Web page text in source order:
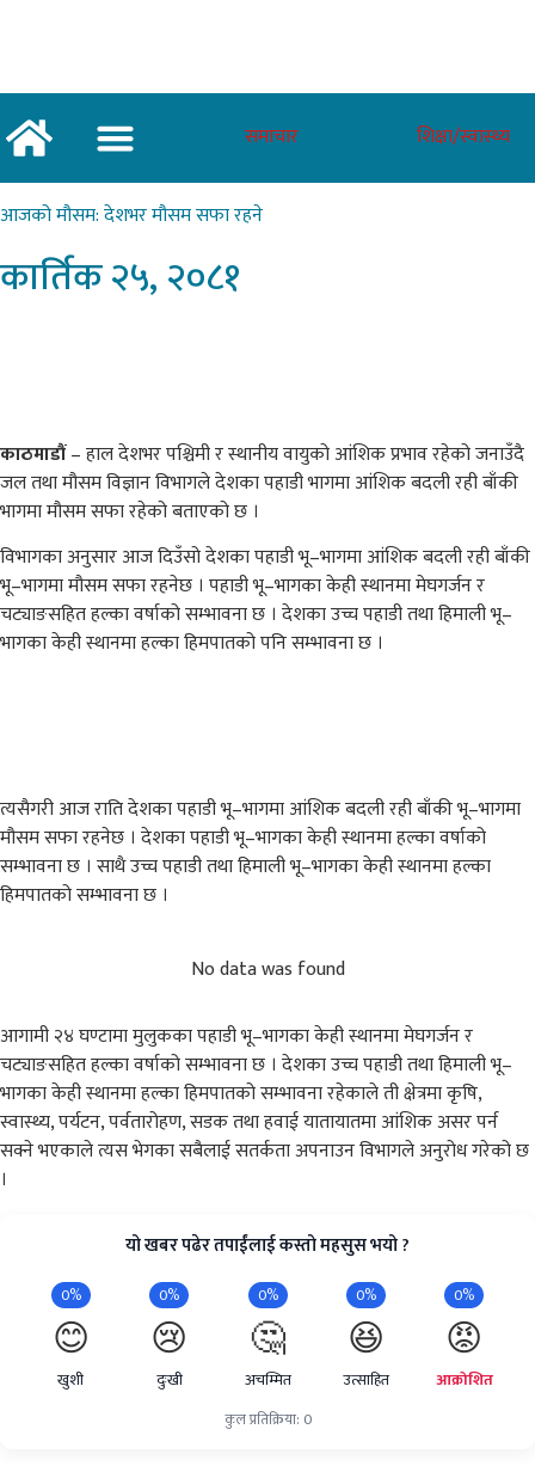
समाचार शिक्षा/स्वास्थ्य
आजकोमौसम: देशभर मौसम सफा रहने
कार्तिक२५, २०८१
काठमाडौं– हाल देशभर पश्चिमी र स्थानीय वायुको आंशिक प्रभाव रहेको जनाउँदै
जल तथा मौसम विज्ञान विभागले देशका पहाडी भागमा आंशिक बदली रही बाँकी
भागमा मौसम सफा रहेको बताएको छ ।
विभागका अनुसार आज दिउँसो देशका पहाडी भू–भागमा आंशिक बदली रही बाँकी
भू–भागमा मौसम सफा रहनेछ । पहाडी भू–भागका केही स्थानमा मेघगर्जन र
चट्याङसहित हल्का वर्षाको सम्भावना छ । देशका उच्च पहाडी तथा हिमाली भू–
भागका केही स्थानमा हल्का हिमपातको पनि सम्भावना छ ।
त्यसैगरी आज राति देशका पहाडी भू–भागमा आंशिक बदली रही बाँकी भू–भागमा
मौसम सफा रहनेछ । देशका पहाडी भू–भागका केही स्थानमा हल्का वर्षाको
सम्भावना छ । साथै उच्च पहाडी तथा हिमाली भू–भागका केही स्थानमा हल्का
हिमपातको सम्भावना छ ।
No data was found
आगामी २४ घण्टामा मुलुकका पहाडी भू–भागका केही स्थानमा मेघगर्जन र
चट्याङसहित हल्का वर्षाको सम्भावना छ । देशका उच्च पहाडी तथा हिमाली भू–
भागका केही स्थानमा हल्का हिमपातको सम्भावना रहेकाले ती क्षेत्रमा कृषि,
स्वास्थ्य, पर्यटन, पर्वतारोहण, सडक तथा हवाई यातायातमा आंशिक असर पर्न
सक्ने भएकाले त्यस भेगका सबैलाई सतर्कता अपनाउन विभागले अनुरोध गरेको छ
।
यो खबर पढेर तपाईंलाई कस्तो महसुस भयो ?
0%
😊
खुशी
0%
😢
दुःखी
0%
🤔
अचम्मित
0%
😆
उत्साहित
0%
😡
आक्रोशित
कुल प्रतिक्रिया: 0